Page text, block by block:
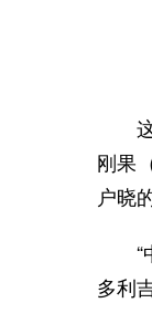
这
刚果
户晓
“中
多利